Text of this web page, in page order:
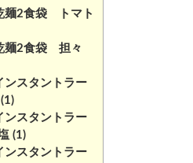
麺2食袋 トマト
麺2食袋 担々
ンスタントラー
ンスタントラー
(1)
ンスタントラー